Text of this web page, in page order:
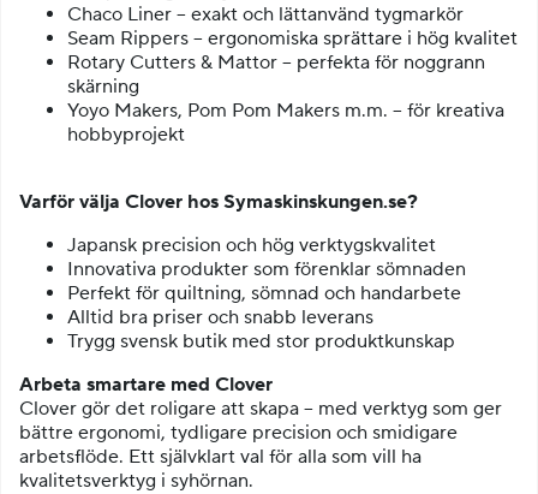
Chaco Liner – exakt och lättanvänd tygmarkör
Seam Rippers – ergonomiska sprättare i hög kvalitet
Rotary Cutters & Mattor – perfekta för noggrann
skärning
Yoyo Makers, Pom Pom Makers m.m. – för kreativa
hobbyprojekt
Varför välja Clover hos Symaskinskungen.se?
Japansk precision och hög verktygskvalitet
Innovativa produkter som förenklar sömnaden
Perfekt för quiltning, sömnad och handarbete
Alltid bra priser och snabb leverans
Trygg svensk butik med stor produktkunskap
Arbeta smartare med Clover
Clover gör det roligare att skapa – med verktyg som ger
bättre ergonomi, tydligare precision och smidigare
arbetsflöde. Ett självklart val för alla som vill ha
kvalitetsverktyg i syhörnan.